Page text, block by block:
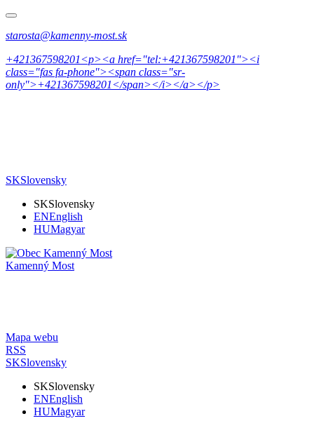
starosta@kamenny-most.sk
+421367598201<p><a href="tel:+421367598201"><i
class="fas fa-phone"><span class="sr-
only">+421367598201</span></i></a></p>
SKSlovensky
SKSlovensky
ENEnglish
HUMagyar
Kamenný Most
Mapa webu
RSS
SKSlovensky
SKSlovensky
ENEnglish
HUMagyar